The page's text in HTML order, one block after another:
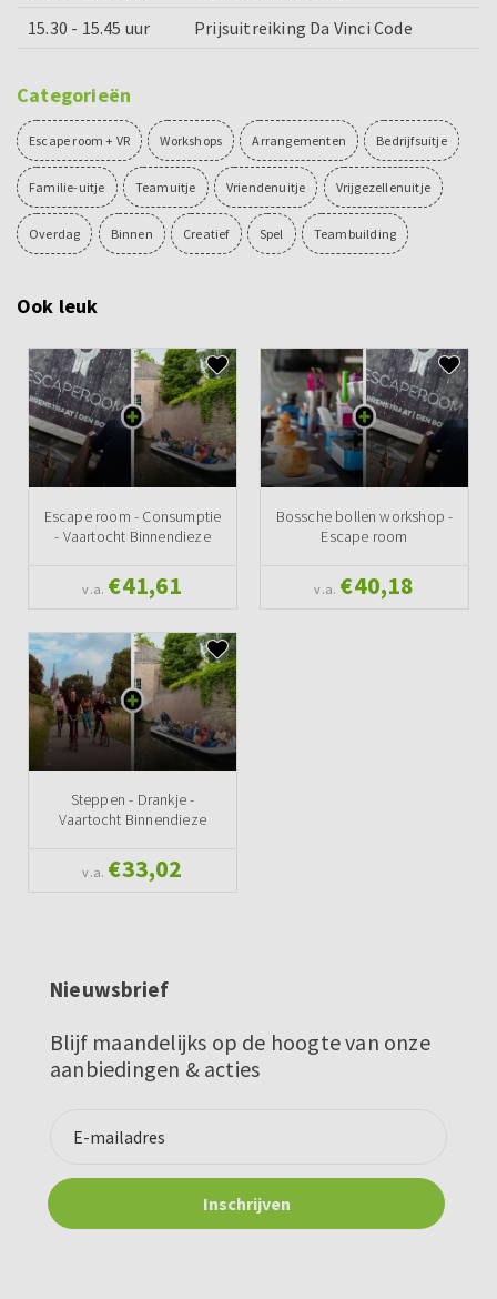
15.30 - 15.45 uur
Prijsuitreiking Da Vinci Code
Categorieën
Escape room + VR Workshops Arrangementen Bedrijfsuitje
Familie-uitje Teamuitje Vriendenuitje Vrijgezellenuitje
Overdag Binnen Creatief Spel Teambuilding
Ook leuk
Escape room - Consumptie
- Vaartocht Binnendieze
v.a. €41,61
Bossche bollen workshop -
Escape room
v.a. €40,18
Steppen - Drankje -
Vaartocht Binnendieze
v.a. €33,02
Nieuwsbrief
Blijf maandelijks op de hoogte van onze
aanbiedingen & acties